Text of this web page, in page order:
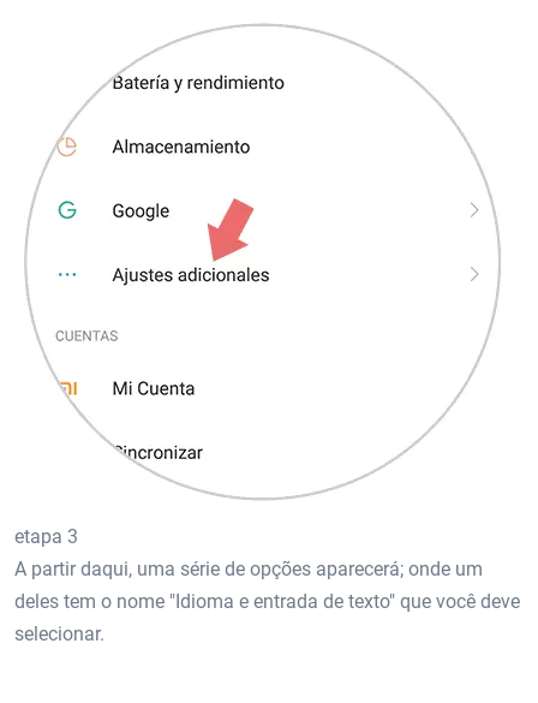
etapa 3
A partir daqui, uma série de opções aparecerá; onde um
deles tem o nome "Idioma e entrada de texto" que você deve
selecionar.